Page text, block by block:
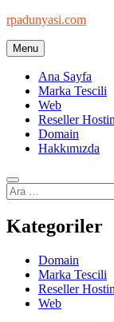
Skip
content
rpadunyasi.com
"Webin Kalbinde:
Menu
Ana Sayfa
Marka Tescili
Web
Reseller
Domain
Hakkımızda
Arama:
Kategoriler
Domain
Marka Tescili
Reseller
Web